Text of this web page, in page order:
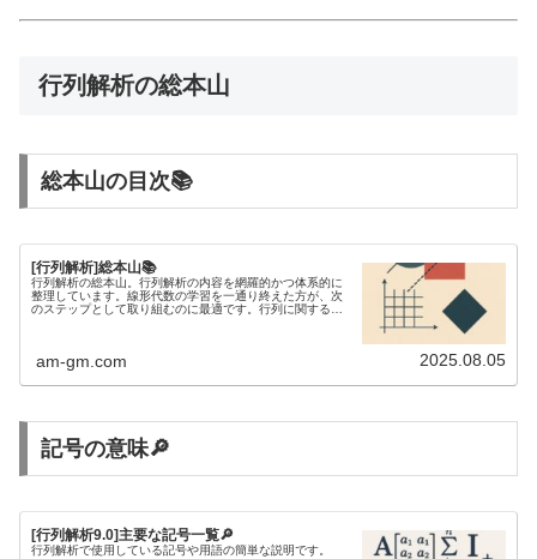
行列解析の総本山
総本山の目次📚
[行列解析]総本山📚
行列解析の総本山。行列解析の内容を網羅的かつ体系的に
整理しています。線形代数の学習を一通り終えた方が、次
のステップとして取り組むのに最適です。行列に関する不
am-gm.com 2025.08.05
記号の意味🔎
[行列解析9.0]主要な記号一覧🔎
行列解析で使用している記号や用語の簡単な説明です。